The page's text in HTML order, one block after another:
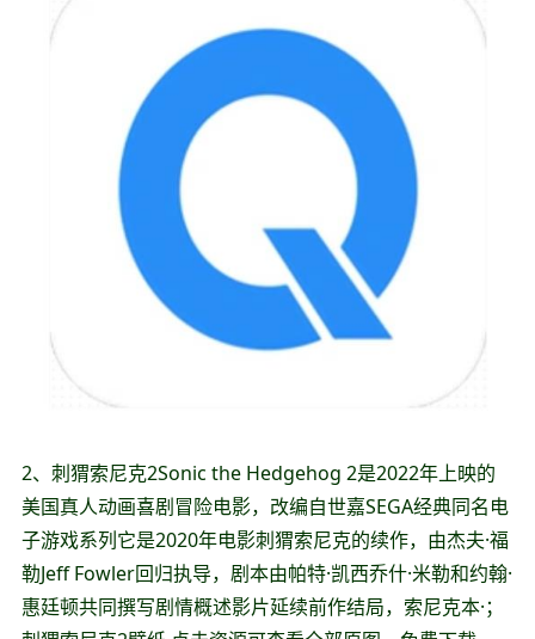
2、刺猬索尼克2Sonic the Hedgehog 2是2022年上映的
美国真人动画喜剧冒险电影，改编自世嘉SEGA经典同名电
子游戏系列它是2020年电影刺猬索尼克的续作，由杰夫·福
勒Jeff Fowler回归执导，剧本由帕特·凯西乔什·米勒和约翰·
惠廷顿共同撰写剧情概述影片延续前作结局，索尼克本·；